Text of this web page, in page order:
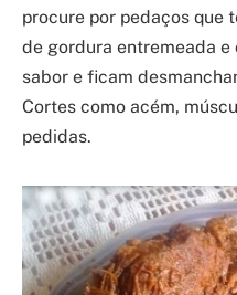
procure por pedaços que
de gordura entremeada
sabor e ficam
Cortes como acém,
pedidas.